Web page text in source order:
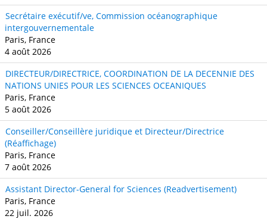
Secrétaire exécutif/ve, Commission océanographique
intergouvernementale
Paris, France
4 août 2026
DIRECTEUR/DIRECTRICE, COORDINATION DE LA DECENNIE DES
NATIONS UNIES POUR LES SCIENCES OCEANIQUES
Paris, France
5 août 2026
Conseiller/Conseillère juridique et Directeur/Directrice
(Réaffichage)
Paris, France
7 août 2026
Assistant Director-General for Sciences (Readvertisement)
Paris, France
22 juil. 2026